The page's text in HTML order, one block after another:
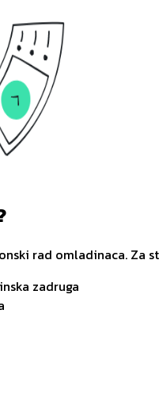
rad omladinaca. Za
zadruga